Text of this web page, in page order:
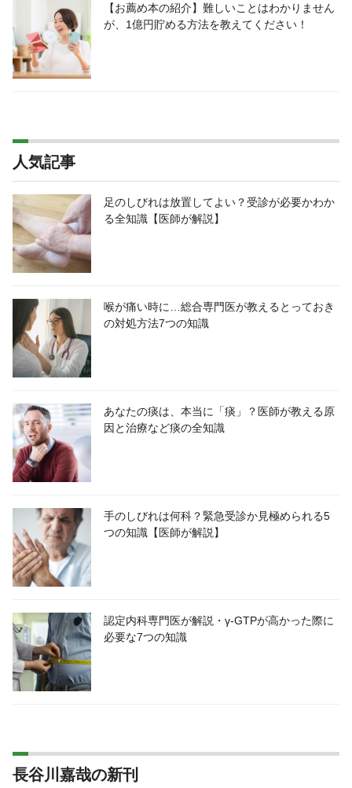
【お薦め本の紹介】難しいことはわかりません
が、1億円貯める方法を教えてください！
人気記事
足のしびれは放置してよい？受診が必要かわか
る全知識【医師が解説】
喉が痛い時に…総合専門医が教えるとっておき
の対処方法7つの知識
あなたの痰は、本当に「痰」？医師が教える原
因と治療など痰の全知識
手のしびれは何科？緊急受診か見極められる5
つの知識【医師が解説】
認定内科専門医が解説・γ-GTPが高かった際に
必要な7つの知識
長谷川嘉哉の新刊